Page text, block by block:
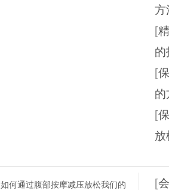
方
[
的
[
的
[
放
如何通过腹部按摩减压放松我们的 [